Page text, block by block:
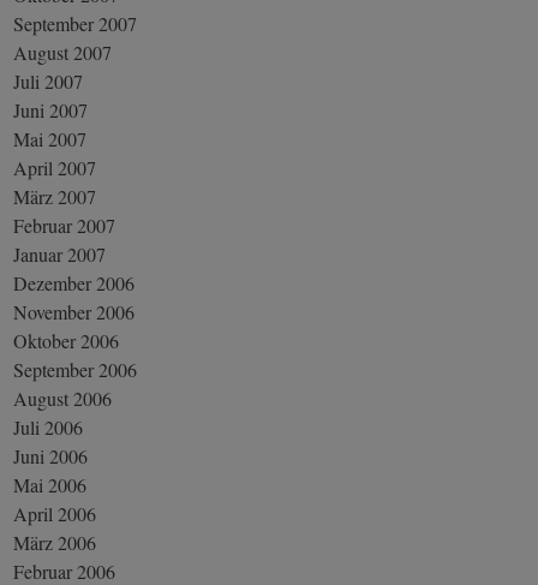
September 2007
August 2007
Juli 2007
Juni 2007
Mai 2007
April 2007
März 2007
Februar 2007
Januar 2007
Dezember 2006
November 2006
Oktober 2006
September 2006
August 2006
Juli 2006
Juni 2006
Mai 2006
April 2006
März 2006
Februar 2006